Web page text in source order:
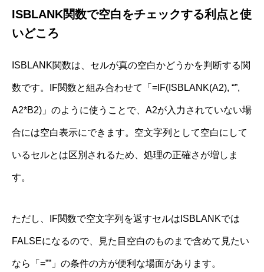
ISBLANK関数で空白をチェックする利点と使
いどころ
ISBLANK関数は、セルが真の空白かどうかを判断する関
数です。IF関数と組み合わせて「=IF(ISBLANK(A2), “”,
A2*B2)」のように使うことで、A2が入力されていない場
合には空白表示にできます。空文字列として空白にして
いるセルとは区別されるため、処理の正確さが増しま
す。
ただし、IF関数で空文字列を返すセルはISBLANKでは
FALSEになるので、見た目空白のものまで含めて見たい
なら「=””」の条件の方が便利な場面があります。